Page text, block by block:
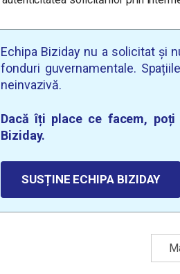
Echipa Biziday nu a solicitat și
fonduri guvernamentale.
neinvazivă.
Dacă îți place ce facem,
Biziday.
SUSȚINE ECHIPA BIZIDAY